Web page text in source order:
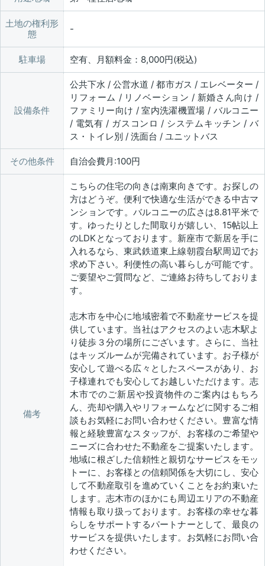
土地の権利形
態
駐車場 空有、月額料金：8,000円(税込)
設備条件
公共下水 / 公営水道 / 都市ガス / エレベーター /
リフォーム / リノベーション / 新婚さん向け /
ファミリー向け / 室内洗濯機置場 / バルコニー
/ 電気有 / ガスコンロ / システムキッチン / バ
ス・トイレ別 / 洗面台 / ユニットバス
その他条件 自治会費月:100円
備考
こちらの住宅の向きは南東向きです。お探しの
方はどうぞ。便利で快適な生活ができる中古マ
ンションです。バルコニーの広さは8.81平米で
す。ゆったりとした間取りが嬉しい、15帖以上
のLDKとなっております。新座市で新居を手に
入れるなら、東武鉄道東上線朝霞台駅周辺でお
求め下さい。利便性の高い暮らしが可能です。
ご要望やご質問など、ご連絡お待ちしておりま
す。
志木市を中心に地域密着で不動産サービスを提
供しています。当社はアクセスのよい志木駅よ
り徒歩３分の場所にございます。さらに、当社
はキッズルームが完備されています。お子様が
安心して遊べる広々としたスペースがあり、お
子様連れでも安心してお越しいただけます。志
木市でのご新居や投資物件のご案内はもちろ
ん、売却や購入やリフォームなどに関するご相
談もお気軽にお問い合わせください。豊富な情
報と経験豊富なスタッフが、お客様のご希望や
ニーズに合わせた不動産をご提案いたします。
地域に根ざした信頼性と親切なサービスをモッ
トーに、お客様との信頼関係を大切にし、安心
して不動産取引を進めていくことをお約束いた
します。志木市のほかにも周辺エリアの不動産
情報も取り扱っております。お客様の幸せな暮
らしをサポートするパートナーとして、最良の
サービスを提供いたします。お気軽にお問い合
わせください。